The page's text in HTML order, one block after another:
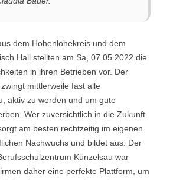
dem Hohenlohekreis und dem
Hall stellten am Sa, 07.05.2022 die
in ihren Betrieben vor. Der
mittlerweile fast alle
aktiv zu werden und um gute
Wer zuversichtlich in die Zukunft
am besten rechtzeitig im eigenen
Nachwuchs und bildet aus. Der
Künzelsau war
daher eine perfekte Plattform, um